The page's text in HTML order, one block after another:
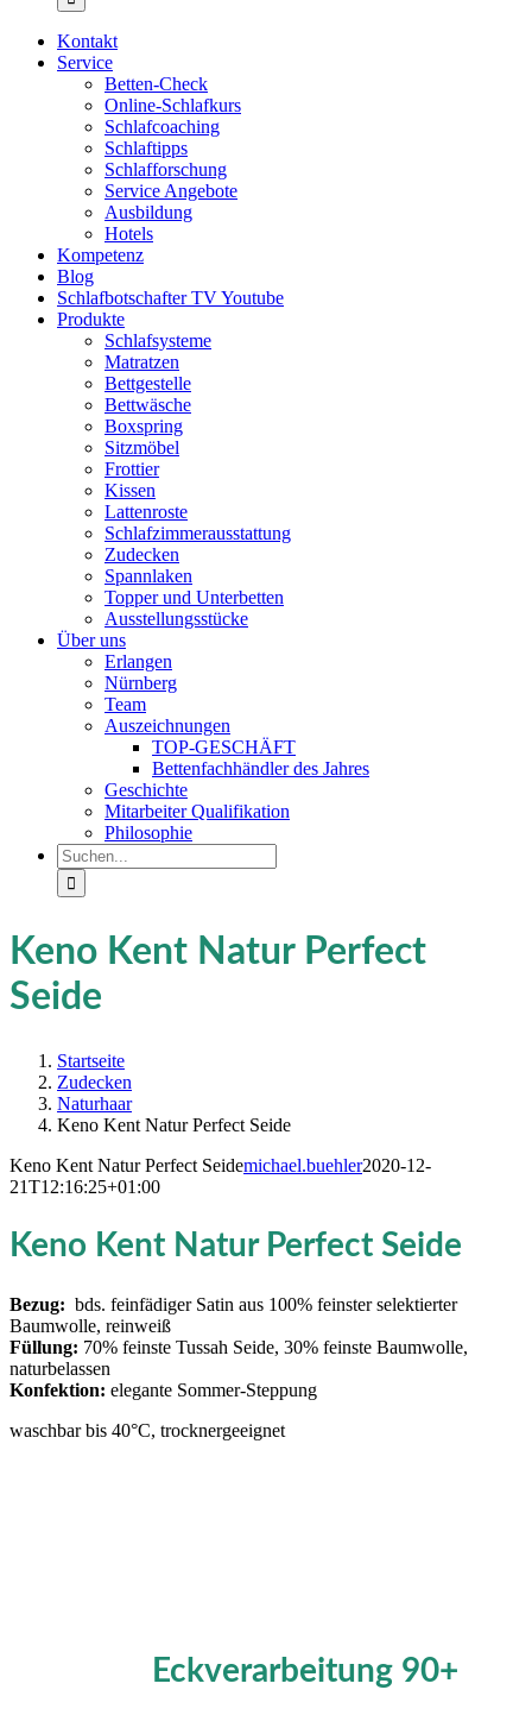
Kontakt
Service
Betten-Check
Online-Schlafkurs
Schlafcoaching
Schlaftipps
Schlafforschung
Service Angebote
Ausbildung
Hotels
Kompetenz
Blog
Schlafbotschafter TV Youtube
Produkte
Schlafsysteme
Matratzen
Bettgestelle
Bettwäsche
Boxspring
Sitzmöbel
Frottier
Kissen
Lattenroste
Schlafzimmerausstattung
Zudecken
Spannlaken
Topper und Unterbetten
Ausstellungsstücke
Über uns
Erlangen
Nürnberg
Team
Auszeichnungen
TOP-GESCHÄFT
Bettenfachhändler des Jahres
Geschichte
Mitarbeiter Qualifikation
Philosophie
Suche
nach:
Keno Kent Natur Perfect
Seide
Startseite
Zudecken
Naturhaar
Keno Kent Natur Perfect Seide
Keno Kent Natur Perfect Seidemichael.buehler2020-12-
21T12:16:25+01:00
Keno Kent Natur Perfect Seide
Bezug: bds. feinfädiger Satin aus 100% feinster selektierter
Baumwolle, reinweiß
Füllung: 70% feinste Tussah Seide, 30% feinste Baumwolle,
naturbelassen
Konfektion: elegante Sommer-Steppung
waschbar bis 40°C, trocknergeeignet
Eckverarbeitung 90+